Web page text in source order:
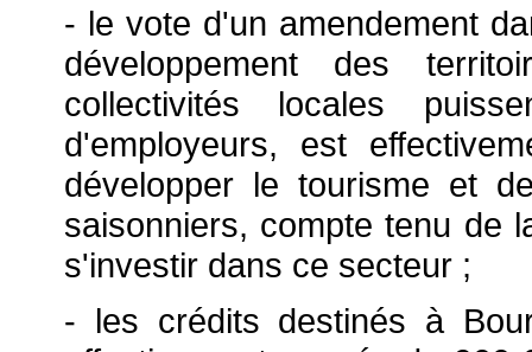
- le vote d'un amendement
développement des
collectivités locales
d'employeurs, est
développer le tourisme et
saisonniers, compte tenu de
s'investir dans ce secteur ;
- les crédits destinés à